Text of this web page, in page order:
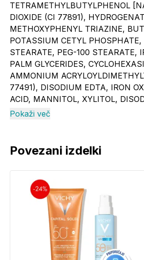
TETRAMETHYLBUTYLPHENOL
DIOXIDE (CI 77891),
METHOXYPHENYL TRIAZINE,
POTASSIUM CETYL PHOSPHATE,
STEARATE, PEG-100 STEARATE,
PALM GLYCERIDES,
AMMONIUM
77491), DISODIUM EDTA, IRON
ACID, MANNITOL, XYLITOL,
ALUMINUM HYDROXIDE, ECTOIN,
Pokaži več
Povezani izdelki